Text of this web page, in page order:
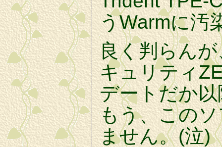
うWarmに汚
良く判らん
キュリティ
デートだか
もう、この
ません。(泣)